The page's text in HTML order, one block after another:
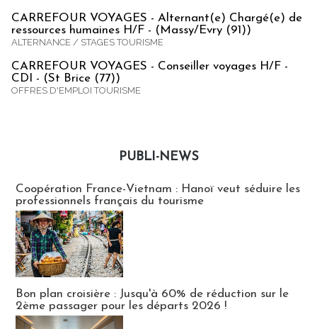
CARREFOUR VOYAGES - Alternant(e) Chargé(e) de
ressources humaines H/F - (Massy/Evry (91))
ALTERNANCE / STAGES TOURISME
CARREFOUR VOYAGES - Conseiller voyages H/F -
CDI - (St Brice (77))
OFFRES D'EMPLOI TOURISME
PUBLI-NEWS
Coopération France-Vietnam : Hanoï veut séduire les
professionnels français du tourisme
Bon plan croisière : Jusqu'à 60% de réduction sur le
2ème passager pour les départs 2026 !